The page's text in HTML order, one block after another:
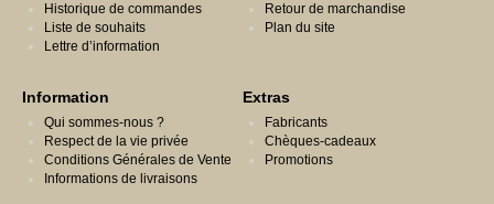
Historique de commandes
Liste de souhaits
Lettre d’information
Retour de marchandise
Plan du site
Information
Qui sommes-nous ?
Respect de la vie privée
Conditions Générales de Vente
Informations de livraisons
Extras
Fabricants
Chèques-cadeaux
Promotions